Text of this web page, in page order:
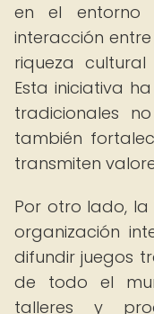
en el entorno
interacción
riqueza
Esta iniciativa
tradicionales
también
transmiten
Por otro lado, la
organización
difundir juegos
de todo el
talleres y